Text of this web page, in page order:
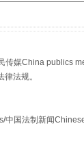
传媒China publics
法规。
国法制新闻